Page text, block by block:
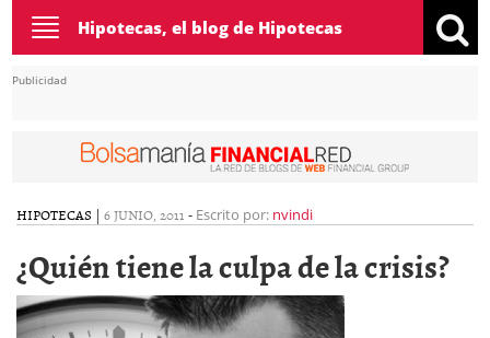
Toggle
navigation
Hipotecas, el blog de Hipotecas
Publicidad
HIPOTECAS | 6 JUNIO, 2011 - Escrito por: nvindi
¿Quién tiene la culpa de la crisis?